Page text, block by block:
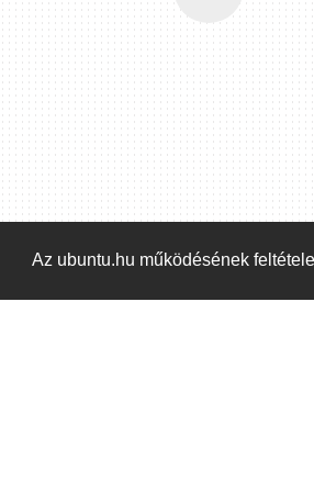
Az ubuntu.hu működésének